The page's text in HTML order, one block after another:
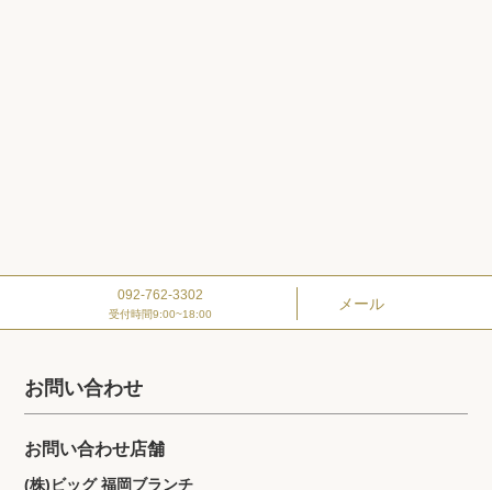
092-762-3302
受付時間9:00~18:00
メール
お問い合わせ
お問い合わせ店舗
(株)ビッグ 福岡ブランチ